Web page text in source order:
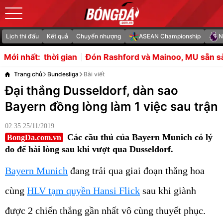
Lịch thi đấu Kết quả Chuyển nhượng ASEAN Championship
Mới nhất:
Đón Rashford và Mainoo, MU sẵn sàng đại chiến Leeds
Trang chủ Bundesliga Bài viết
Đại thắng Dusseldorf, dàn sao
Bayern đồng lòng làm 1 việc sau trận
02:35 25/11/2019
BongDa.com.vn
Các cầu thủ của Bayern Munich có lý
do để hài lòng sau khi vượt qua Dusseldorf.
Bayern Munich đang trải qua giai đoạn thăng hoa
cùng HLV tạm quyền Hansi Flick sau khi giành
được 2 chiến thắng gần nhất vô cùng thuyết phục.